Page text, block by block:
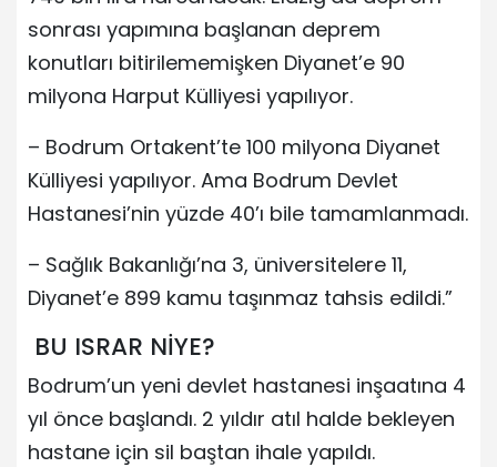
sonrası yapımına başlanan deprem
konutları bitirilememişken Diyanet’e 90
milyona Harput Külliyesi yapılıyor.
– Bodrum Ortakent’te 100 milyona Diyanet
Külliyesi yapılıyor. Ama Bodrum Devlet
Hastanesi’nin yüzde 40’ı bile tamamlanmadı.
– Sağlık Bakanlığı’na 3, üniversitelere 11,
Diyanet’e 899 kamu taşınmaz tahsis edildi.”
BU ISRAR NİYE?
Bodrum’un yeni devlet hastanesi inşaatına 4
yıl önce başlandı. 2 yıldır atıl halde bekleyen
hastane için sil baştan ihale yapıldı.